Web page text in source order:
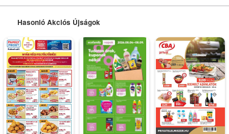
Hasonló Akciós Újságok